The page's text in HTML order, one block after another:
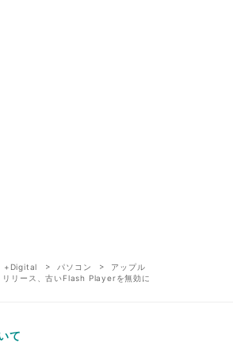
+Digital パソコン
アップル
リース、古いFlash Playerを無効に
て